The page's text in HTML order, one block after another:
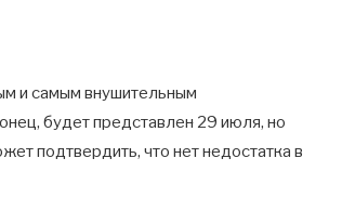
и самым внушительным
будет представлен 29 июля, но
подтвердить, что нет недостатка в